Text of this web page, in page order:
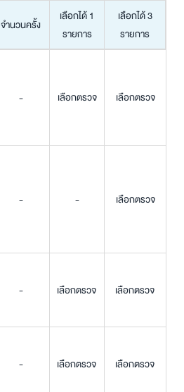
จำนวนครั้ง
เลือกได้ 1
รายการ
เลือกได้ 3
รายการ
- เลือกตรวจ เลือกตรวจ
- - เลือกตรวจ
- เลือกตรวจ เลือกตรวจ
- เลือกตรวจ เลือกตรวจ